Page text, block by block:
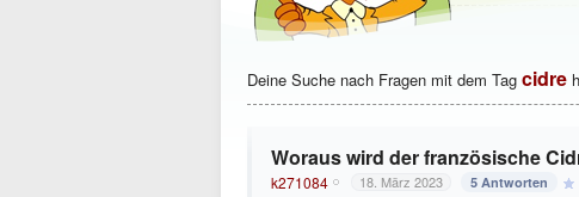
Deine Suche nach Fragen mit dem Tag cidre
Woraus wird der französische
k271084 18. März 2023 5 Antworten